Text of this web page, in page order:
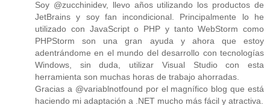
Soy @zucchinidev, llevo años utilizando los productos de
JetBrains y soy fan incondicional. Principalmente lo he
utilizado con JavaScript o PHP y tanto WebStorm como
PHPStorm son una gran ayuda y ahora que estoy
adentrándome en el mundo del desarrollo con tecnologías
Windows, sin duda, utilizar Visual Studio con esta
herramienta son muchas horas de trabajo ahorradas.
Gracias a @variablnotfound por el magnífico blog que está
haciendo mi adaptación a .NET mucho más fácil y atractiva.